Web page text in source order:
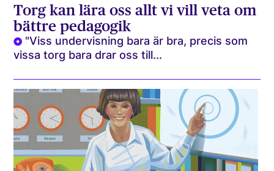
Torg kan lära oss allt vi vill veta om
bättre pedagogik
"Viss undervisning bara är bra, precis som
vissa torg bara drar oss till...